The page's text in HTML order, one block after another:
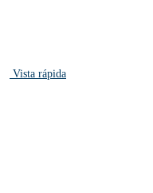
Vista rápida